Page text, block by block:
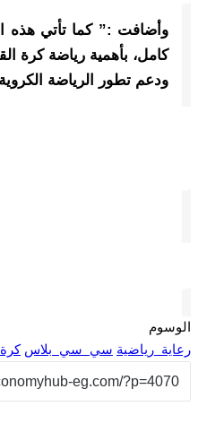
وأضافت :” كما تأتي هذه
كامل، بأهمية رياضة كرة
ودعم تطور الرياضة
الوسوم
رعاية_رياضية سي_سي_بلاس